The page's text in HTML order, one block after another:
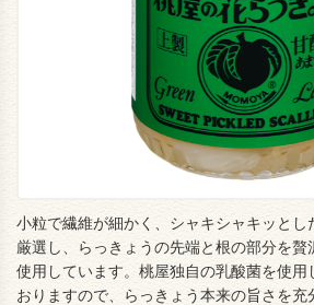
小粒で繊維が細かく、シャキシャキッとし
厳選し、らっきょうの先端と根の部分を贅
使用しています。桃屋独自の乳酸菌を使用
おりますので、らっきょう本来の旨さを充